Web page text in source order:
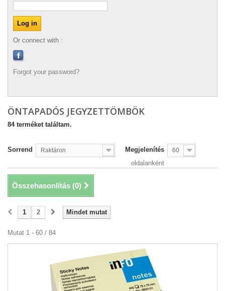
Or connect with :
Forgot your password?
ÖNTAPADÓS JEGYZETTÖMBÖK
84 terméket találtam.
Sorrend Raktáron Megjelenítés 60
oldalanként
Összehasonlítás (0)
Mindet mutat
1 2
Mutat 1 - 60 / 84